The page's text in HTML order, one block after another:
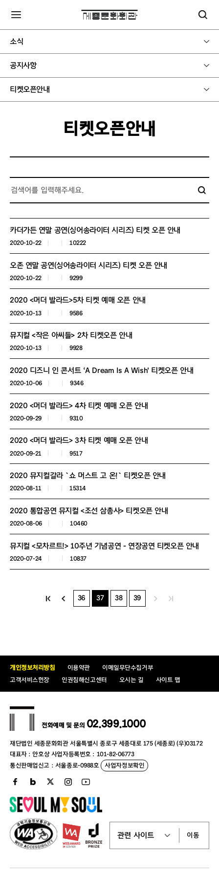
소식
공지사항
티켓오픈안내
티켓오픈안내
카더가든 연말 공연(싱어송라이터 시리즈) 티켓 오픈 안내
2020-10-22
종료
10222
오존 연말 공연(싱어송라이터 시리즈) 티켓 오픈 안내
2020-10-22
종료
9299
2020 <머더 발라드>5차 티켓 예매 오픈 안내
2020-10-13
종료
9586
뮤지컬 <작은 아씨들> 2차 티켓오픈 안내
2020-10-13
종료
9928
2020 디즈니 인 콘서트 ‘A Dream Is A Wish' 티켓오픈 안내
2020-10-06
종료
9346
2020 <머더 발라드> 4차 티켓 예매 오픈 안내
2020-09-29
종료
9310
2020 <머더 발라드> 3차 티켓 예매 오픈 안내
2020-09-21
종료
9517
2020 뮤지컬갈라 `쇼 머스트 고 온!` 티켓오픈 안내
2020-08-11
종료
15314
2020 통합공연 뮤지컬 <조선 삼총사> 티켓오픈 안내
2020-08-06
종료
10460
뮤지컬 <모차르트!> 10주년 기념공연 - 연장공연 티켓오픈 안내
2020-07-24
종료
10837
36 37 38 39
개인정보처리방침 이용약관
이메일무단수집거부
고객서비스헌장
인권침해신고센터 오시는 길 사이트 맵
재단법인 세종문화회관 서울특별시 종로구 세종대로 175 (세종로) (우)03172
대표자 : 안호상 사업자등록번호 : 101-82-06773
통신판매업신고 : 서울종로-0988호 사업자정보확인
전화예매 및 문의 02.399.1000
이동